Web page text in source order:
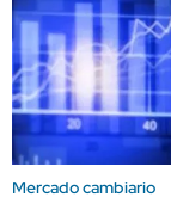
Mercado cambiario